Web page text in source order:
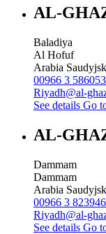
AL-
Baladiya
Al Hofuf
Arabia
00966 3
Riyadh@al-
See details Go
AL-
Dammam
Dammam
Arabia
00966 3
Riyadh@al-
See details Go